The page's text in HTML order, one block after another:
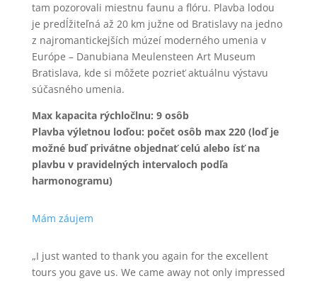
tam pozorovali miestnu faunu a flóru. Plavba lodou
je predĺžiteľná až 20 km južne od Bratislavy na jedno
z najromantickejších múzeí moderného umenia v
Európe – Danubiana Meulensteen Art Museum
Bratislava, kde si môžete pozrieť aktuálnu výstavu
súčasného umenia.
Max kapacita rýchločlnu: 9 osôb
Plavba výletnou loďou: počet osôb max 220 (loď je
možné buď privátne objednať celú alebo ísť na
plavbu v pravidelných intervaloch podľa
harmonogramu)
Mám záujem
„I just wanted to thank you again for the excellent
tours you gave us. We came away not only impressed